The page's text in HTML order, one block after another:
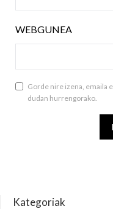
WEBGUNEA
Gorde nire izena, emaila
dudan hurrengorako.
Kategoriak